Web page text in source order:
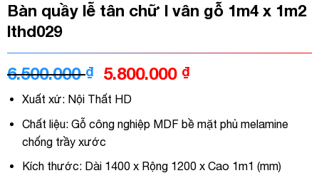
Bàn quầy lễ tân chữ l vân gỗ 1m4 x 1m2
lthd029
6.500.000₫
Giá
gốc
là:
6.500.000 ₫.
5.800.000 ₫Giá
là:
Xuất xứ: Nội Thất HD
Chất liệu: Gỗ công nghiệp MDF bề mặt phủ melamine
chống trầy xước
Kích thước: Dài 1400 x Rộng 1200 x Cao 1m1 (mm)